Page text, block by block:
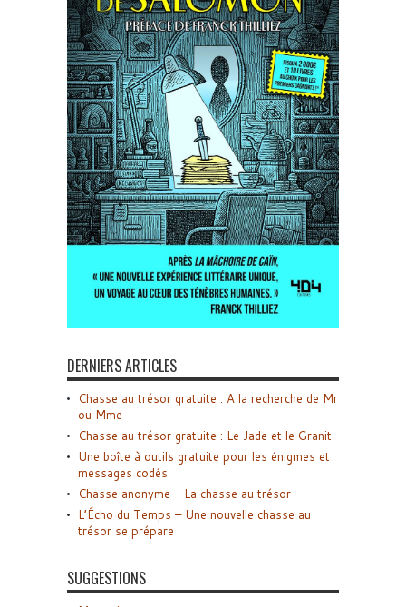
DERNIERS ARTICLES
Chasse au trésor gratuite : A la recherche de Mr
ou Mme
Chasse au trésor gratuite : Le Jade et le Granit
Une boîte à outils gratuite pour les énigmes et
messages codés
Chasse anonyme – La chasse au trésor
L’Écho du Temps – Une nouvelle chasse au
trésor se prépare
SUGGESTIONS